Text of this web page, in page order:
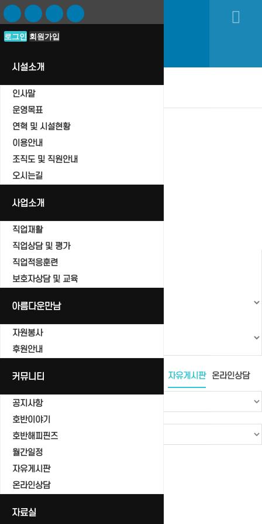
로그인
navigation
로그인 회원가입
시설소개
인사말
운영목표
연혁 및 시설현황
이용안내
조직도 및 직원안내
오시는길
사업소개
직업재활
직업상담 및 평가
직업적응훈련
보호자상담 및 교육
아름다운만남
자원봉사
후원안내
커뮤니티
공지사항
호반이야기
호반해피핀즈
월간일정
자유게시판
온라인상담
자료실
자유게시판
Home
커뮤니티
자유게시판
공지사항 호반이야기 자유게시판 온라인상담
Total 0건 1 페이지
번호
제목
글쓴이